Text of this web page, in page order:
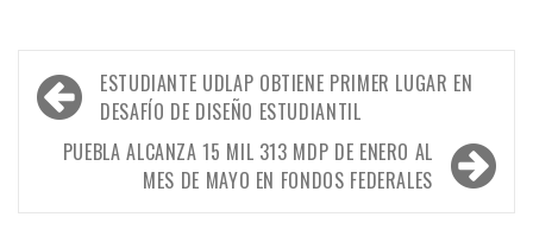
Navegación
de
entradas
ESTUDIANTE UDLAP OBTIENE PRIMER LUGAR EN
DESAFÍO DE DISEÑO ESTUDIANTIL
PUEBLA ALCANZA 15 MIL 313 MDP DE ENERO AL
MES DE MAYO EN FONDOS FEDERALES